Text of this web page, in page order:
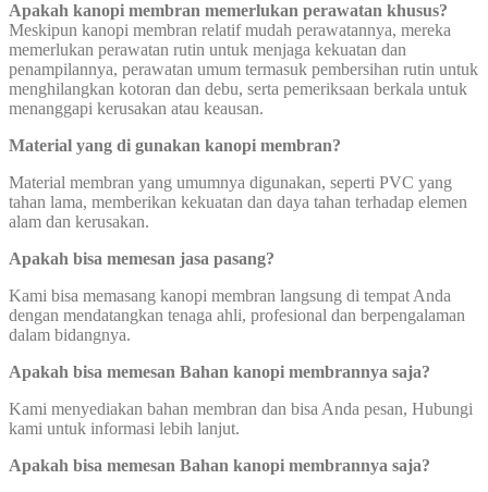
Apakah kanopi membran memerlukan perawatan khusus?
Meskipun kanopi membran relatif mudah perawatannya, mereka
memerlukan perawatan rutin untuk menjaga kekuatan dan
penampilannya, perawatan umum termasuk pembersihan rutin untuk
menghilangkan kotoran dan debu, serta pemeriksaan berkala untuk
menanggapi kerusakan atau keausan.
Material yang di gunakan kanopi membran?
Material membran yang umumnya digunakan, seperti PVC yang
tahan lama, memberikan kekuatan dan daya tahan terhadap elemen
alam dan kerusakan.
Apakah bisa memesan jasa pasang?
Kami bisa memasang kanopi membran langsung di tempat Anda
dengan mendatangkan tenaga ahli, profesional dan berpengalaman
dalam bidangnya.
Apakah bisa memesan Bahan kanopi membrannya saja?
Kami menyediakan bahan membran dan bisa Anda pesan, Hubungi
kami untuk informasi lebih lanjut.
Apakah bisa memesan Bahan kanopi membrannya saja?